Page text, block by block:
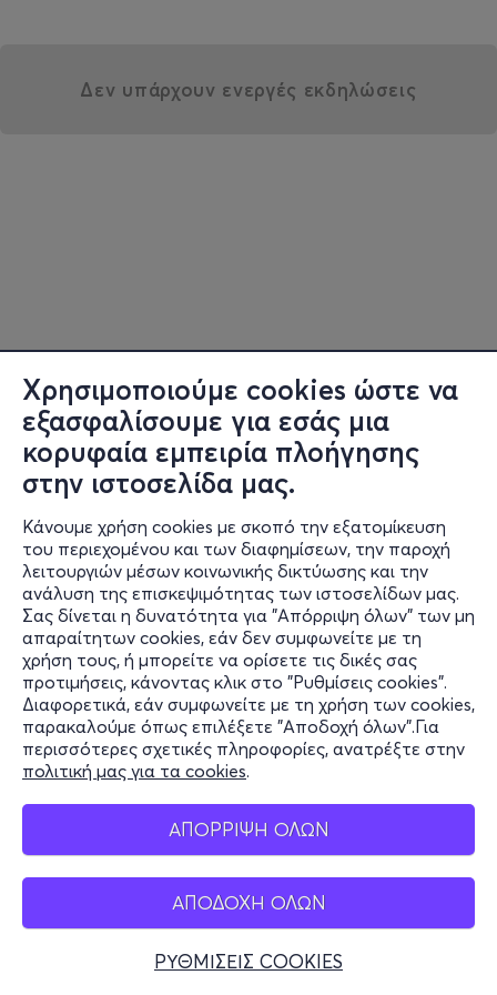
Χρησιμοποιούμε cookies ώστε να
εξασφαλίσουμε για εσάς μια
κορυφαία εμπειρία πλοήγησης
στην ιστοσελίδα μας.
Κάνουμε χρήση cookies με σκοπό την εξατομίκευση
του περιεχομένου και των διαφημίσεων, την παροχή
λειτουργιών μέσων κοινωνικής δικτύωσης και την
ανάλυση της επισκεψιμότητας των ιστοσελίδων μας.
Σας δίνεται η δυνατότητα για "Απόρριψη όλων" των μη
απαραίτητων cookies, εάν δεν συμφωνείτε με τη
χρήση τους, ή μπορείτε να ορίσετε τις δικές σας
προτιμήσεις, κάνοντας κλικ στο "Ρυθμίσεις cookies".
Διαφορετικά, εάν συμφωνείτε με τη χρήση των cookies,
παρακαλούμε όπως επιλέξετε "Αποδοχή όλων".Για
περισσότερες σχετικές πληροφορίες, ανατρέξτε στην
πολιτική μας για τα cookies.
ΑΠΟΡΡΙΨΗ ΟΛΩΝ
ΑΠΟΔΟΧΗ ΟΛΩΝ
ΡΥΘΜΙΣΕΙΣ COOKIES
Δεν υπάρχουν ενεργές εκδηλώσεις